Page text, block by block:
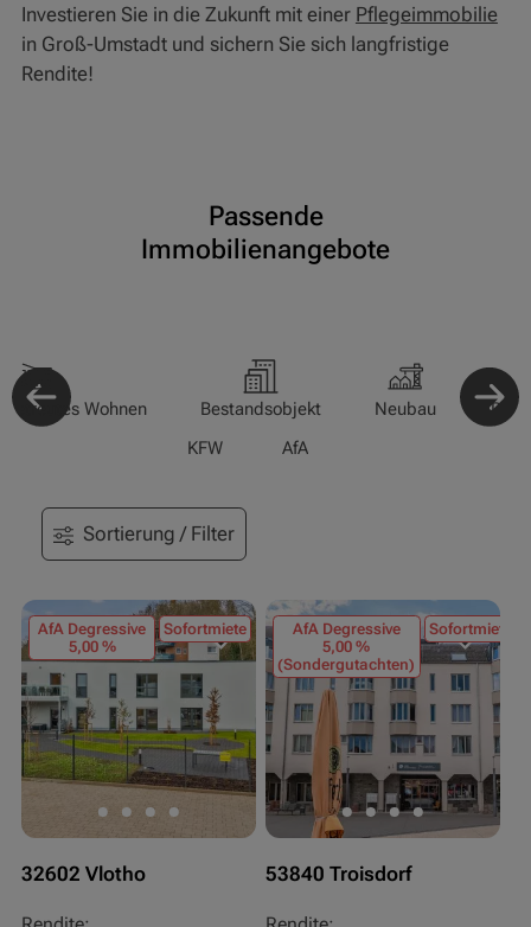
Investieren Sie in die Zukunft mit einer Pflegeimmobilie
in Groß-Umstadt und sichern Sie sich langfristige
Rendite!
Passende
Immobilienangebote
Wohnen Bestandsobjekt Neubau
KFW
AfA
Sortierung / Filter
AfA Degressive
5,00 %
Sofortmiete
32602 Vlotho
AfA Degressive
5,00 %
(Sondergutachten)
Sofortmiete
53840 Troisdorf